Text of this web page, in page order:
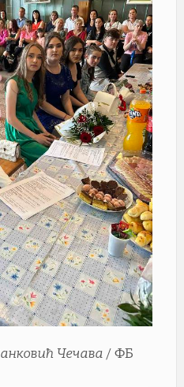
Чечава / ФБ